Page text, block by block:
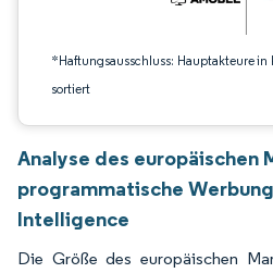
*Haftungsausschluss: Hauptakteure
sortiert
Analyse des europäischen
programmatische
Intelligence
Die Größe des europäischen